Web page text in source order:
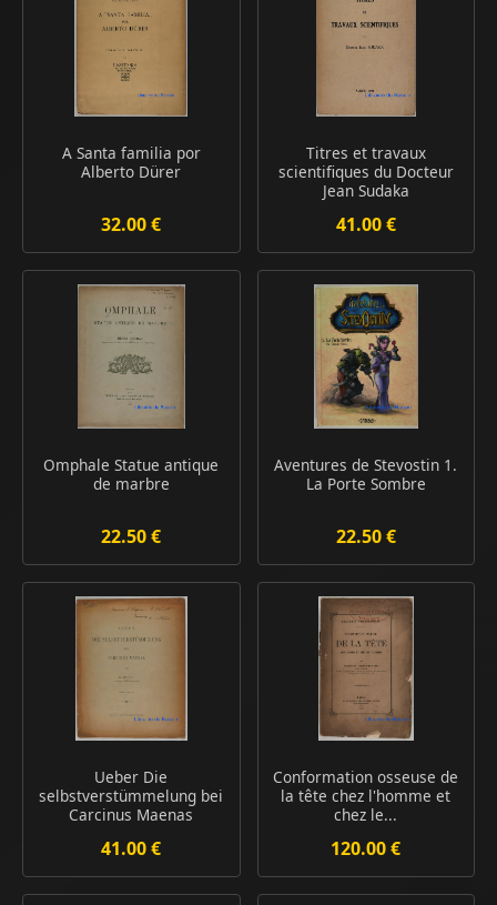
A Santa familia por
Alberto Dürer
32.00 €
Titres et travaux
scientifiques du Docteur
Jean Sudaka
41.00 €
Omphale Statue antique
de marbre
22.50 €
Aventures de Stevostin 1.
La Porte Sombre
22.50 €
Ueber Die
selbstverstümmelung bei
Carcinus Maenas
41.00 €
Conformation osseuse de
la tête chez l'homme et
chez le...
120.00 €